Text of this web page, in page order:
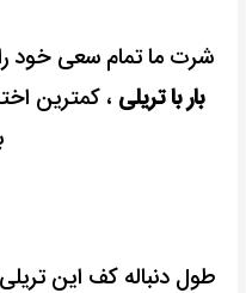
شرت ما تمام سعی خود
بار با تریلی ، کمترین